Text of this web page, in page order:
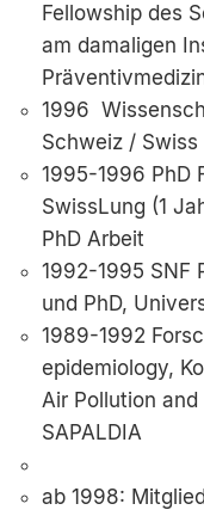
Fellowship des
am damaligen
1996
Schweiz /
1995-1996 PhD
SwissLung (1
PhD Arbeit
1992-1995 SNF
und PhD,
1989-1992
epidemiology,
Air Pollution
SAPALDIA
ab 1998: